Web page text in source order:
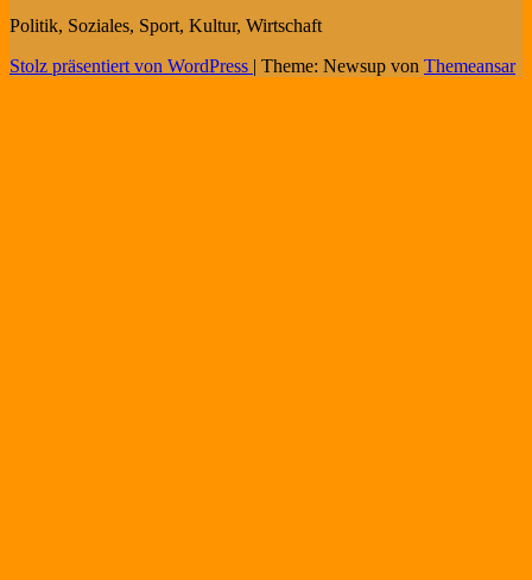
Politik, Soziales, Sport, Kultur, Wirtschaft
Stolz präsentiert von WordPress | Theme: Newsup von Themeansar